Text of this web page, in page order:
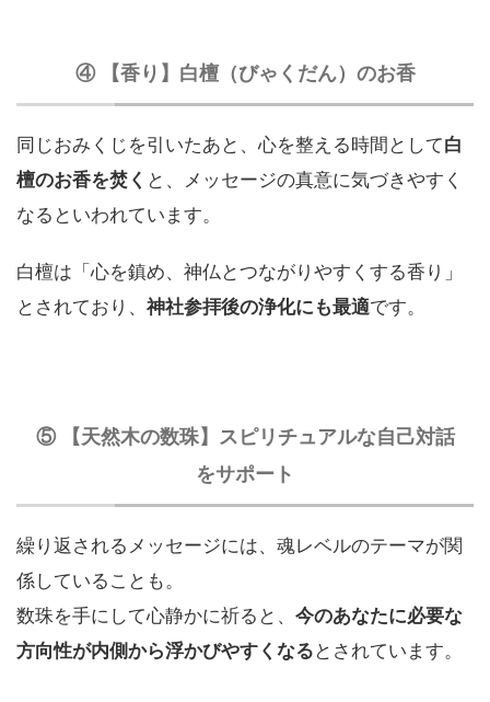
④ 【香り】白檀（びゃくだん）のお香
同じおみくじを引いたあと、心を整える時間として白
檀のお香を焚く と、メッセージの真意に気づきやすく
なるといわれています。
白檀は「心を鎮め、神仏とつながりやすくする香り」
とされており、 神社参拝後の浄化にも最適です。
⑤ 【天然木の数珠】スピリチュアルな自己対話
をサポート
繰り返されるメッセージには、魂レベルのテーマが関
係していることも。
数珠を手にして心静かに祈ると、 今のあなたに必要な
方向性が内側から浮かびやすくなる とされています。